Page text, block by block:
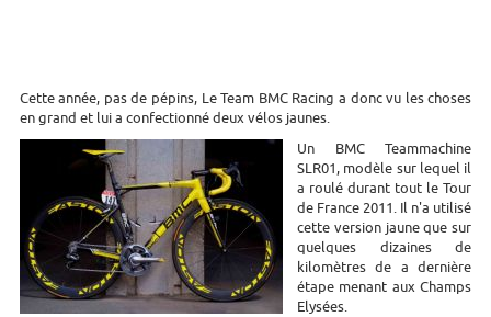
Cette année, pas de pépins, Le Team BMC Racing a donc vu les choses
en grand et lui a confectionné deux vélos jaunes.
Un BMC Teammachine
SLR01, modèle sur lequel il
a roulé durant tout le Tour
de France 2011. Il n'a utilisé
cette version jaune que sur
quelques dizaines de
kilomètres de a dernière
étape menant aux Champs
Elysées.